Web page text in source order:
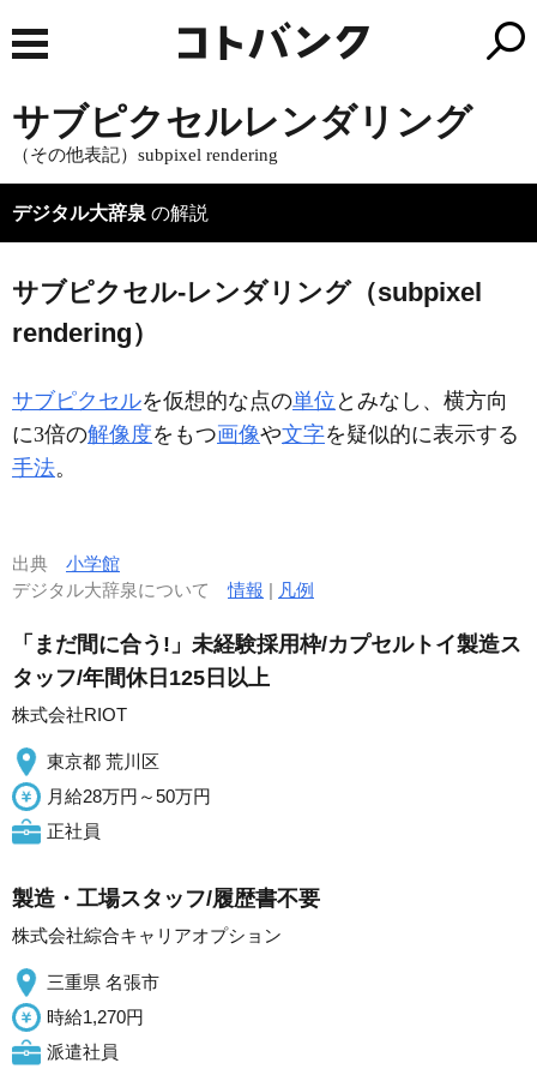
サブピクセルレンダリング
（その他表記）subpixel rendering
デジタル大辞泉 の解説
サブピクセル‐レンダリング（subpixel
rendering）
サブピクセルを仮想的な点の単位 とみなし、横方向
に3倍の解像度をもつ画像や文字を疑似的に表示する
手法。
出典 小学館
デジタル大辞泉について情報 | 凡例
「まだ間に合う!」未経験採用枠/カプセルトイ製造ス
タッフ/年間休日125日以上
株式会社RIOT
東京都 荒川区
月給28万円～50万円
正社員
製造・工場スタッフ/履歴書不要
株式会社綜合キャリアオプション
三重県 名張市
時給1,270円
派遣社員